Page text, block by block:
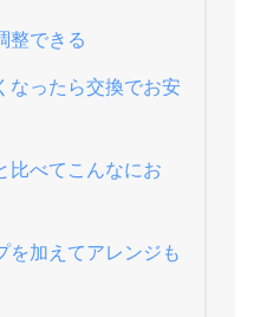
整できる
なったら交換でお安
比べてこんなにお
を加えてアレンジも